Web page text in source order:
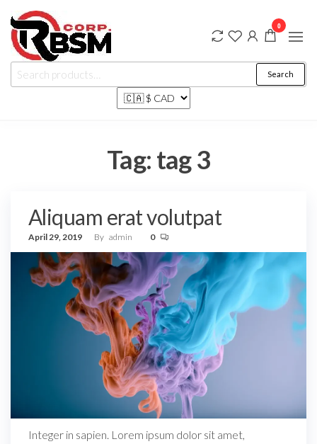
Marketplace
family
Search
0
Tag: tag 3
Aliquam erat volutpat
April 29, 2019 By admin 0
Integer in sapien. Lorem ipsum dolor sit amet,